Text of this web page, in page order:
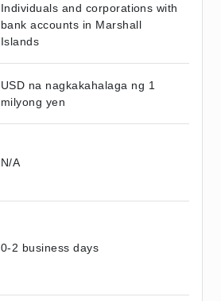
Individuals and corporations with
bank accounts in Marshall
Islands
USD na nagkakahalaga ng 1
milyong yen
N/A
0-2 business days